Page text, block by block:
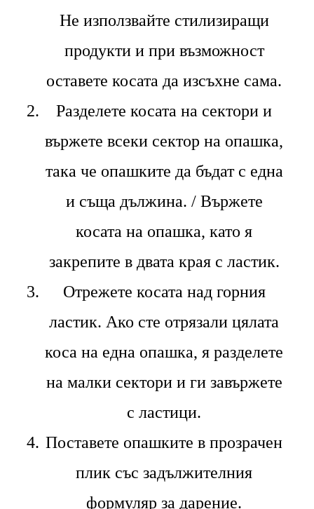
Не използвайте стилизиращи
продукти и при възможност
оставете косата да изсъхне сама.
Разделете косата на сектори и
вържете всеки сектор на опашка,
така че опашките да бъдат с една
и съща дължина. / Вържете
косата на опашка, като я
закрепите в двата края с ластик.
Отрежете косата над горния
ластик. Ако сте отрязали цялата
коса на една опашка, я разделете
на малки сектори и ги завържете
с ластици.
Поставете опашките в прозрачен
плик със задължителния
формуляр за дарение.